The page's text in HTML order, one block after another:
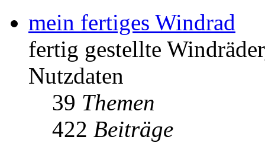
mein fertiges Windrad
fertig gestellte
Nutzdaten
39 Themen
422 Beiträge